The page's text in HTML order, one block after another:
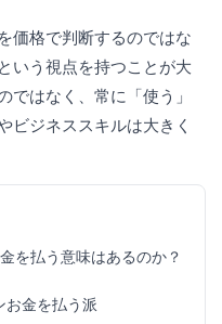
価格で判断するのではな
いう視点を持つことが大
はなく、常に「使う」
ビジネススキルは大きく
を払う意味はあるのか？
お金を払う派